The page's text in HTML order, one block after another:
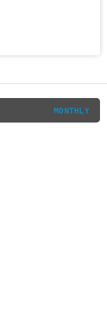
MONTHLY